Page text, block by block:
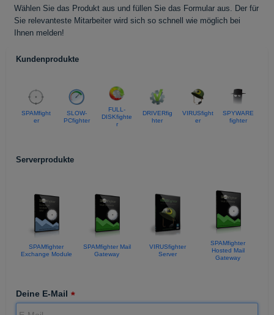
Wählen Sie das Produkt aus und füllen Sie das Formular aus. Der für
Sie relevanteste Mitarbeiter wird sich so schnell wie möglich bei
Ihnen melden!
Kundenprodukte
SPAMfight
er
SLOW-
PCfighter
FULL-
DISKfighte
r
DRIVERfig
hter
VIRUSfight
er
SPYWARE
fighter
Serverprodukte
SPAMfighter
Exchange Module
SPAMfighter Mail
Gateway
VIRUSfighter
Server
SPAMfighter
Hosted Mail
Gateway
Deine E-Mail